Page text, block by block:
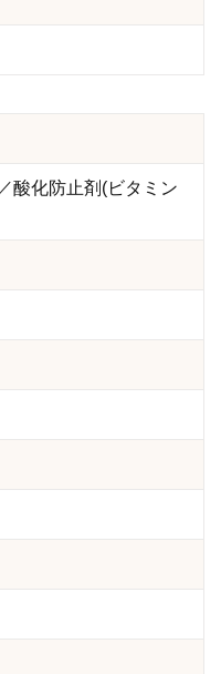
酸化防止剤(ビタミン